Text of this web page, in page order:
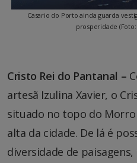
Casario do Porto ainda guarda
prosperidade
Cristo Rei do Pantanal –
artesã Izulina Xavier, o
situado no topo do
alta da cidade. De lá é
diversidade de